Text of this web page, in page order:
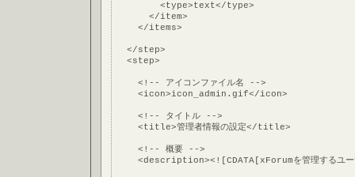
        <type>text</type>
      </item>
    </items>
  </step>
  <step>
    <!-- アイコンファイル名 -->
    <icon>icon_admin.gif</icon>
    <!-- タイトル -->
    <title>管理者情報の設定</title>
    <!-- 概要 -->
<description><![CDATA[xForumを管理するユー